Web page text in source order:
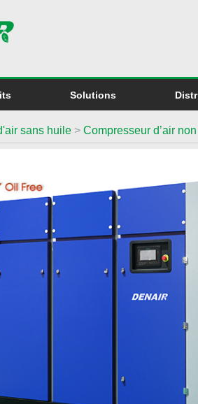
Solutions
sans huile > Compresseur d’air